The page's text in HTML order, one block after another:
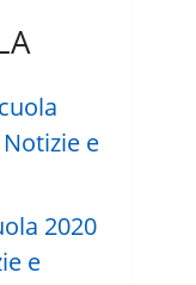
2020
e